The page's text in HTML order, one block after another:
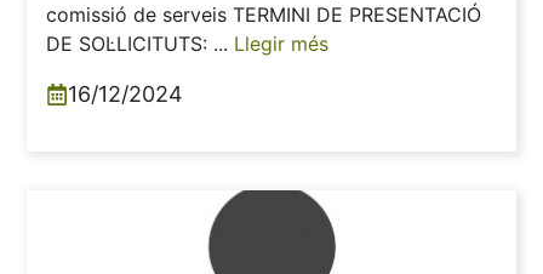
comissió de serveis TERMINI DE PRESENTACIÓ
DE SOL·LICITUTS: ... Llegir més
16/12/2024